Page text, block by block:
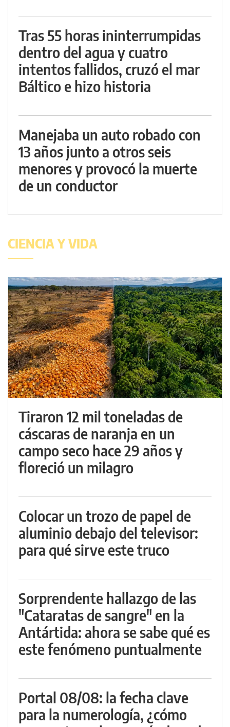
Tras 55 horas ininterrumpidas
dentro del agua y cuatro
intentos fallidos, cruzó el mar
Báltico e hizo historia
Manejaba un auto robado con
13 años junto a otros seis
menores y provocó la muerte
de un conductor
CIENCIA Y VIDA
Tiraron 12 mil toneladas de
cáscaras de naranja en un
campo seco hace 29 años y
floreció un milagro
Colocar un trozo de papel de
aluminio debajo del televisor:
para qué sirve este truco
Sorprendente hallazgo de las
"Cataratas de sangre" en la
Antártida: ahora se sabe qué es
este fenómeno puntualmente
Portal 08/08: la fecha clave
para la numerología, ¿cómo